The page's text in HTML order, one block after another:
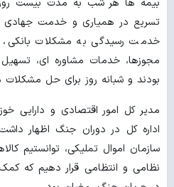
بیمه ها هر شب به مدت بیست
تسریع در همیاری و خدمت جهادی
خدمت رسیدگی به مشکلات بانکی،
مجوزها، خدمات مشاوره ای، تسهیل
بودند و شبانه روز برای حل
مدیر کل امور اقتصادی و دارایی
اداره‌ کل در دوران جنگ اظهار
سازمان اموال تملیکی، توانستیم
نظامی و انتظامی قرار دهیم که